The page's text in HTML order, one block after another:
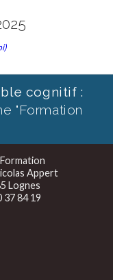
cognitif :
"Formation
Appert
Lognes
37 84 19